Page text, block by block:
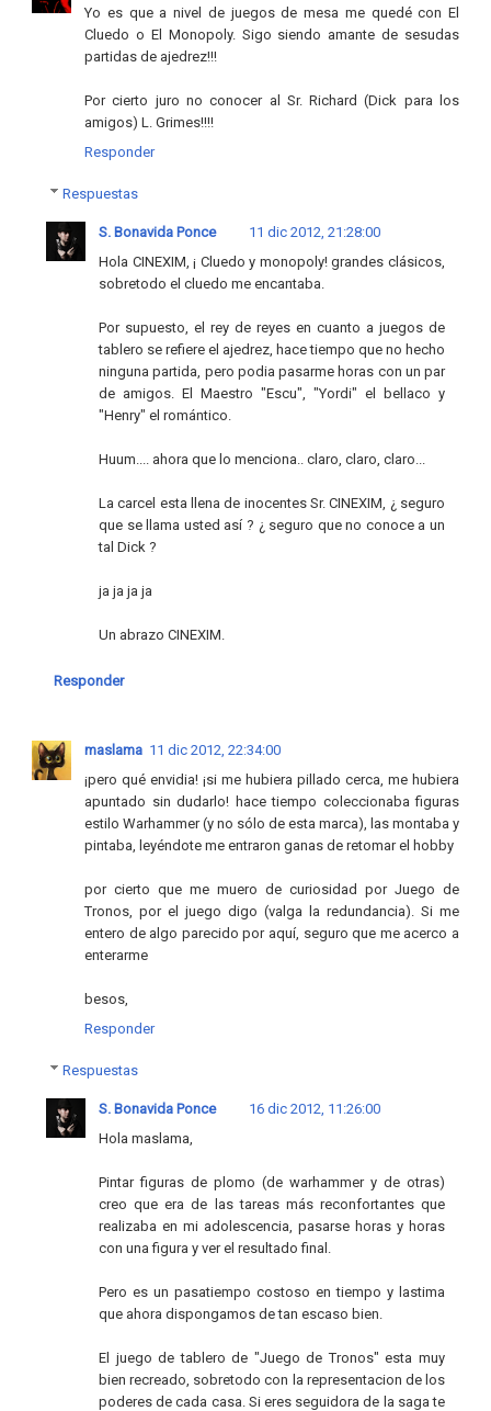
Yo es que a nivel de juegos de mesa me quedé con El
Cluedo o El Monopoly. Sigo siendo amante de sesudas
partidas de ajedrez!!!
Por cierto juro no conocer al Sr. Richard (Dick para los
amigos) L. Grimes!!!!
Responder
Respuestas
S. Bonavida Ponce
11 dic 2012, 21:28:00
Hola CINEXIM, ¡ Cluedo y monopoly! grandes clásicos,
sobretodo el cluedo me encantaba.
Por supuesto, el rey de reyes en cuanto a juegos de
tablero se refiere el ajedrez, hace tiempo que no hecho
ninguna partida, pero podia pasarme horas con un par
de amigos. El Maestro "Escu", "Yordi" el bellaco y
"Henry" el romántico.
Huum.... ahora que lo menciona.. claro, claro, claro...
La carcel esta llena de inocentes Sr. CINEXIM, ¿ seguro
que se llama usted así ? ¿ seguro que no conoce a un
tal Dick ?
ja ja ja ja
Un abrazo CINEXIM.
Responder
maslama 11 dic 2012, 22:34:00
¡pero qué envidia! ¡si me hubiera pillado cerca, me hubiera
apuntado sin dudarlo! hace tiempo coleccionaba figuras
estilo Warhammer (y no sólo de esta marca), las montaba y
pintaba, leyéndote me entraron ganas de retomar el hobby
por cierto que me muero de curiosidad por Juego de
Tronos, por el juego digo (valga la redundancia). Si me
entero de algo parecido por aquí, seguro que me acerco a
enterarme
besos,
Responder
Respuestas
S. Bonavida Ponce
16 dic 2012, 11:26:00
Hola maslama,
Pintar figuras de plomo (de warhammer y de otras)
creo que era de las tareas más reconfortantes que
realizaba en mi adolescencia, pasarse horas y horas
con una figura y ver el resultado final.
Pero es un pasatiempo costoso en tiempo y lastima
que ahora dispongamos de tan escaso bien.
El juego de tablero de "Juego de Tronos" esta muy
bien recreado, sobretodo con la representacion de los
poderes de cada casa. Si eres seguidora de la saga te